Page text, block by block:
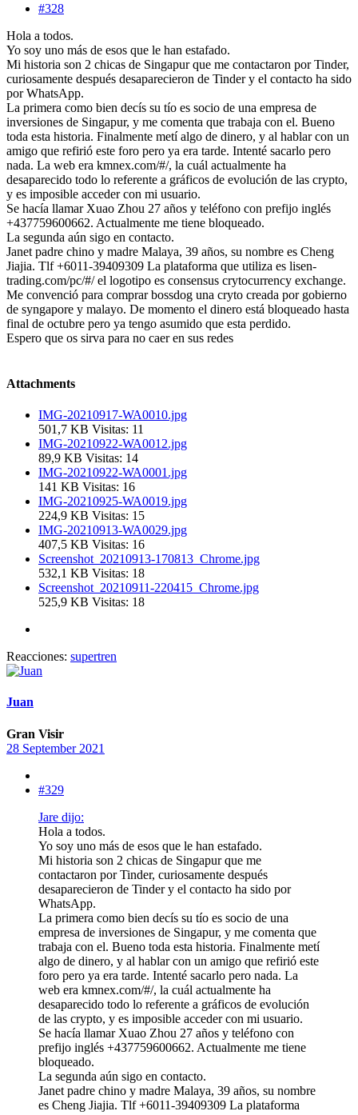
#328
Hola a todos.
Yo soy uno más de esos que le han estafado.
Mi historia son 2 chicas de Singapur que me contactaron por Tinder,
curiosamente después desaparecieron de Tinder y el contacto ha sido
por WhatsApp.
La primera como bien decís su tío es socio de una empresa de
inversiones de Singapur, y me comenta que trabaja con el. Bueno
toda esta historia. Finalmente metí algo de dinero, y al hablar con un
amigo que refirió este foro pero ya era tarde. Intenté sacarlo pero
nada. La web era kmnex.com/#/, la cuál actualmente ha
desaparecido todo lo referente a gráficos de evolución de las crypto,
y es imposible acceder con mi usuario.
Se hacía llamar Xuao Zhou 27 años y teléfono con prefijo inglés
+437759600662. Actualmente me tiene bloqueado.
La segunda aún sigo en contacto.
Janet padre chino y madre Malaya, 39 años, su nombre es Cheng
Jiajia. Tlf +6011-39409309 La plataforma que utiliza es lisen-
trading.com/pc/#/ el logotipo es consensus crytocurrency exchange.
Me convenció para comprar bossdog una cryto creada por gobierno
de syngapore y malayo. De momento el dinero está bloqueado hasta
final de octubre pero ya tengo asumido que esta perdido.
Espero que os sirva para no caer en sus redes
Attachments
IMG-20210917-WA0010.jpg
501,7 KB Visitas: 11
IMG-20210922-WA0012.jpg
89,9 KB Visitas: 14
IMG-20210922-WA0001.jpg
141 KB Visitas: 16
IMG-20210925-WA0019.jpg
224,9 KB Visitas: 15
IMG-20210913-WA0029.jpg
407,5 KB Visitas: 16
Screenshot_20210913-170813_Chrome.jpg
532,1 KB Visitas: 18
Screenshot_20210911-220415_Chrome.jpg
525,9 KB Visitas: 18
Reacciones: supertren
Juan
Gran Visir
28 September 2021
#329
Jare dijo:
Hola a todos.
Yo soy uno más de esos que le han estafado.
Mi historia son 2 chicas de Singapur que me
contactaron por Tinder, curiosamente después
desaparecieron de Tinder y el contacto ha sido por
WhatsApp.
La primera como bien decís su tío es socio de una
empresa de inversiones de Singapur, y me comenta que
trabaja con el. Bueno toda esta historia. Finalmente metí
algo de dinero, y al hablar con un amigo que refirió este
foro pero ya era tarde. Intenté sacarlo pero nada. La
web era kmnex.com/#/, la cuál actualmente ha
desaparecido todo lo referente a gráficos de evolución
de las crypto, y es imposible acceder con mi usuario.
Se hacía llamar Xuao Zhou 27 años y teléfono con
prefijo inglés +437759600662. Actualmente me tiene
bloqueado.
La segunda aún sigo en contacto.
Janet padre chino y madre Malaya, 39 años, su nombre
es Cheng Jiajia. Tlf +6011-39409309 La plataforma